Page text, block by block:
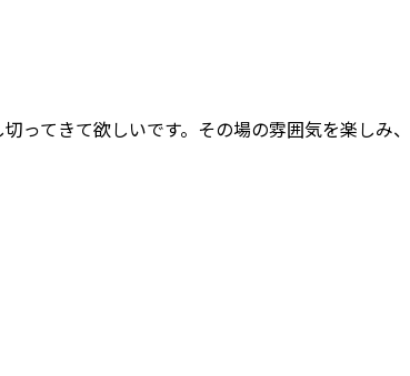
ってきて欲しいです。その場の雰囲気を楽しみ